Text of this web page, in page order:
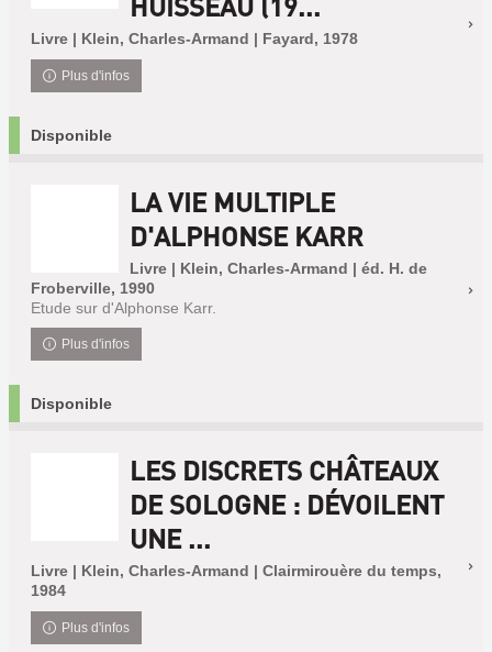
Livre | Klein, Charles-Armand | Fayard, 1978
Plus d'infos
Disponible
LA VIE MULTIPLE
D'ALPHONSE KARR
Livre | Klein, Charles-Armand | éd. H. de
Froberville, 1990
Etude sur d'Alphonse Karr.
Plus d'infos
Disponible
LES DISCRETS CHÂTEAUX
DE SOLOGNE : DÉVOILENT
UNE ...
Livre | Klein, Charles-Armand | Clairmirouère du temps,
1984
Plus d'infos